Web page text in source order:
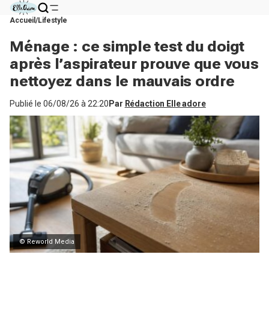
Accueil Lifestyle
Ménage : ce simple test du doigt
après l’aspirateur prouve que vous
nettoyez dans le mauvais ordre
Publié le 06/08/26 à 22:20 Par Rédaction Elle adore
© Reworld Media